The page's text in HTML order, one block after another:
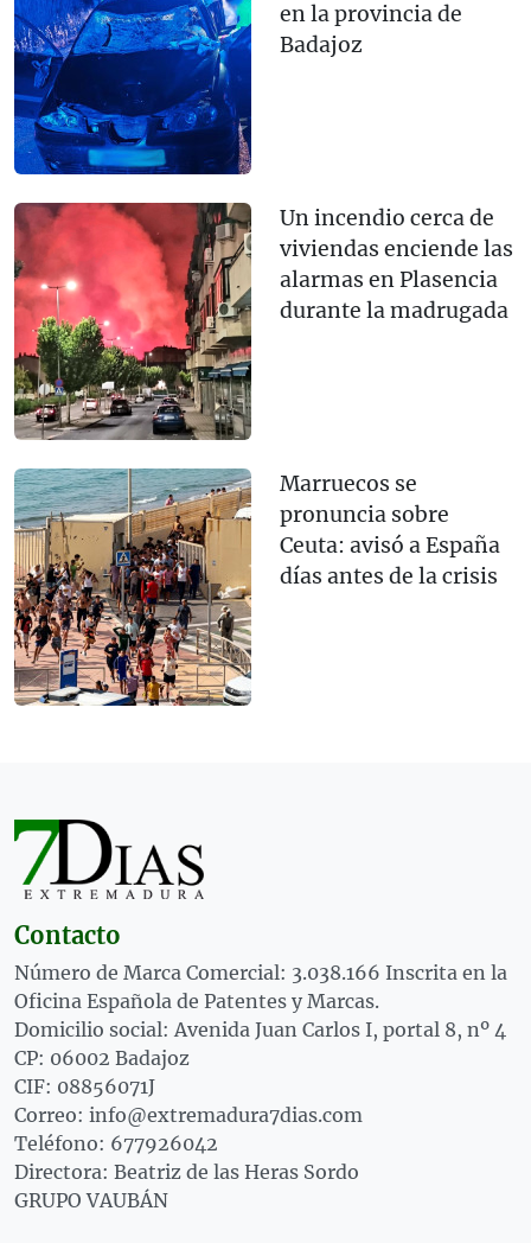
en la provincia de
Badajoz
Un incendio cerca de
viviendas enciende las
alarmas en Plasencia
durante la madrugada
Marruecos se
pronuncia sobre
Ceuta: avisó a España
días antes de la crisis
Contacto
Número de Marca Comercial: 3.038.166 Inscrita en la
Oficina Española de Patentes y Marcas.
Domicilio social: Avenida Juan Carlos I, portal 8, nº 4
CP: 06002 Badajoz
CIF: 08856071J
Correo: info@extremadura7dias.com
Teléfono: 677926042
Directora: Beatriz de las Heras Sordo
GRUPO VAUBÁN